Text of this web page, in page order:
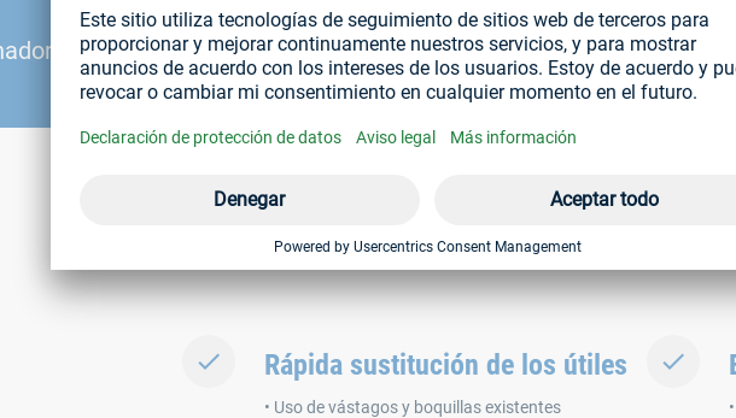
neumática RIVKLE® ha sido diseñada para ofrecer
Rápida sustitución de los útiles
• Uso de vástagos y boquillas existentes